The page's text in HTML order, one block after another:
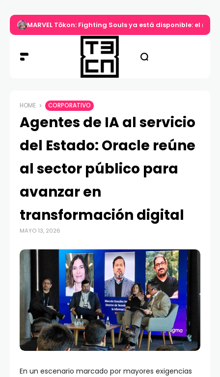
MARVEL Tōkon: Fighting Souls ya está disponible: el
HOME CORPORATIVO
Agentes de IA al servicio
del Estado: Oracle reúne
al sector público para
avanzar en
transformación digital
MAYO 13, 2026
En un escenario marcado por mayores exigencias